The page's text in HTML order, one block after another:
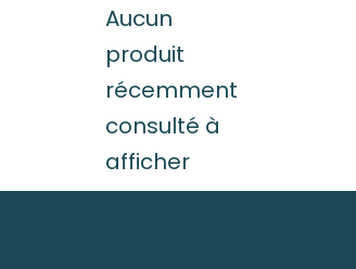
Aucun
produit
récemment
consulté à
afficher